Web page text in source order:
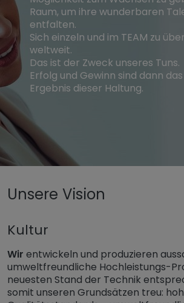
Raum, um ihre wunderbaren
entfalten.
Sich einzeln und im TEAM zu
weltweit.
Das ist der Zweck unseres Tuns.
Erfolg und Gewinn sind dann
Ergebnis dieser Haltung.
Über uns
Untermenü öffnen für
Unsere Vision
Kultur
Wir entwickeln und produzieren
umweltfreundliche Hochleistungs-
neuesten Stand der Technik
somit unseren Grundsätzen treu: